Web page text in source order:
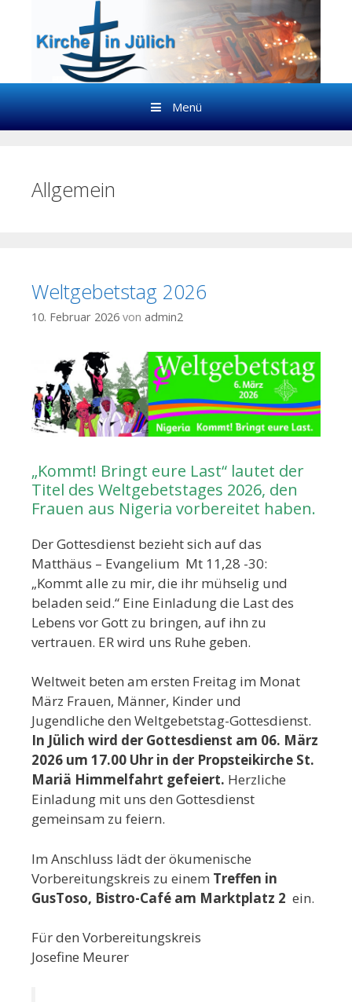
Springe zum Inhalt
Menü
Allgemein
Weltgebetstag 2026
10. Februar 2026 von admin2
„Kommt! Bringt eure Last“ lautet der
Titel des Weltgebetstages 2026, den
Frauen aus Nigeria vorbereitet haben.
Der Gottesdienst bezieht sich auf das
Matthäus – Evangelium Mt 11,28 -30:
„Kommt alle zu mir, die ihr mühselig und
beladen seid.“ Eine Einladung die Last des
Lebens vor Gott zu bringen, auf ihn zu
vertrauen. ER wird uns Ruhe geben.
Weltweit beten am ersten Freitag im Monat
März Frauen, Männer, Kinder und
Jugendliche den Weltgebetstag-Gottesdienst.
In Jülich wird der Gottesdienst am 06. März
2026 um 17.00 Uhr in der Propsteikirche St.
Mariä Himmelfahrt gefeiert. Herzliche
Einladung mit uns den Gottesdienst
gemeinsam zu feiern.
Im Anschluss lädt der ökumenische
Vorbereitungskreis zu einem Treffen in
GusToso, Bistro-Café am Marktplatz 2 ein.
Für den Vorbereitungskreis
Josefine Meurer